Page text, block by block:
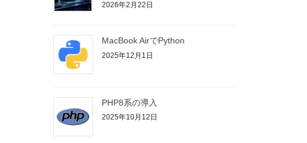
2026年2月22日
MacBook AirでPython
2025年12月1日
PHP8系の導入
2025年10月12日